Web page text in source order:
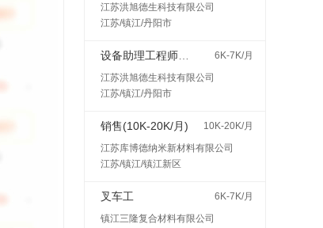
江苏洪旭德生科技有限公司
江苏/镇江/丹阳市
6K-7K/月
江苏洪旭德生科技有限公司
江苏/镇江/丹阳市
销售(10K-20K/月)
10K-20K/月
江苏库博德纳米新材料有限公司
江苏/镇江/镇江新区
叉车工
6K-7K/月
镇江三隆复合材料有限公司